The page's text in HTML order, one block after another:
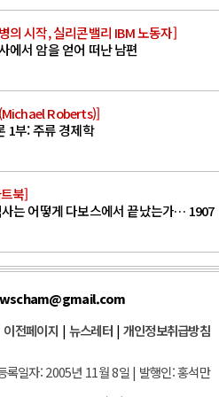
의 시작, 실리콘밸리 IBM 노동자]
에서 암을 얻어 떠난 남편
Roberts)]
1부: 주류 경제학
북]
사는 어떻게 다보스에서 끝났는가… 1907
이전페이지 | 뉴스레터| 개인정보취급방침
록일자: 2005년 11월 8일 | 발행인: 홍석만